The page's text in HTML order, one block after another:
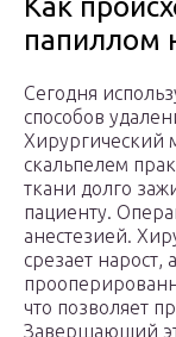
Как
папиллом
Сегодня
способов
Хирургический
скальпелем
ткани долго
пациенту.
анестезией.
срезает нарост,
что позволяет
Завершающий